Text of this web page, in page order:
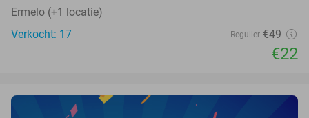
Ermelo (+1 locatie)
Verkocht: 17
Regulier €49
€22